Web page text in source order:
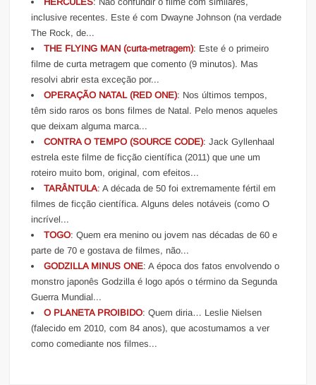
inclusive recentes. Este é com Dwayne Johnson (na verdade
The Rock, de...
THE FLYING MAN (curta-metragem): Este é o primeiro
filme de curta metragem que comento (9 minutos). Mas
resolvi abrir esta exceção por...
OPERAÇÃO NATAL (RED ONE): Nos últimos tempos,
têm sido raros os bons filmes de Natal. Pelo menos aqueles
que deixam alguma marca...
CONTRA O TEMPO (SOURCE CODE): Jack Gyllenhaal
estrela este filme de ficção científica (2011) que une um
roteiro muito bom, original, com efeitos...
TARÂNTULA: A década de 50 foi extremamente fértil em
filmes de ficção científica. Alguns deles notáveis (como O
incrível...
TOGO: Quem era menino ou jovem nas décadas de 60 e
parte de 70 e gostava de filmes, não...
GODZILLA MINUS ONE: A época dos fatos envolvendo o
monstro japonês Godzilla é logo após o término da Segunda
Guerra Mundial...
O PLANETA PROIBIDO: Quem diria… Leslie Nielsen
(falecido em 2010, com 84 anos), que acostumamos a ver
como comediante nos filmes...